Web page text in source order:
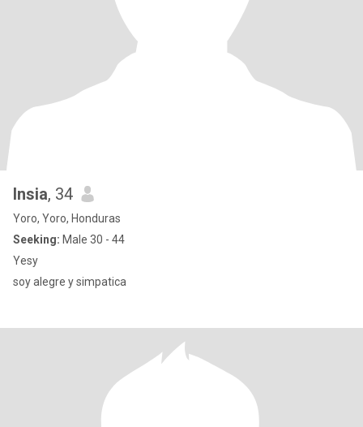
Insia, 34
Yoro, Yoro, Honduras
Seeking: Male 30 - 44
Yesy
soy alegre y simpatica